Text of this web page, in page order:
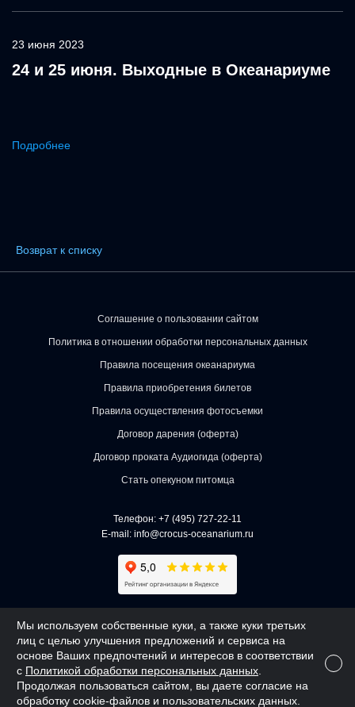
23 июня 2023
24 и 25 июня. Выходные в Океанариуме
Подробнее
Возврат к списку
Соглашение о пользовании сайтом
Политика в отношении обработки персональных данных
Правила посещения океанариума
Правила приобретения билетов
Правила осуществления фотосъемки
Договор дарения (оферта)
Договор проката Аудиогида (оферта)
Стать опекуном питомца
Телефон: +7 (495) 727-22-11
E-mail: info@crocus-oceanarium.ru
АО «КРОКУС» 2018 - 2026 | ОГРН 1027700257023
Создано
Мы используем собственные куки, а также куки третьих
лиц с целью улучшения предложений и сервиса на
основе Ваших предпочтений и интересов в соответствии
с Политикой обработки персональных данных
Продолжая пользоваться сайтом, вы даете согласие на
обработку cookie-файлов и пользовательских данных.